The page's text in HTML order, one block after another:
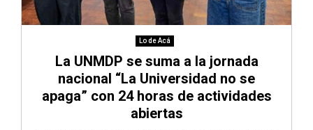
Lo de Acá
La UNMDP se suma a la jornada
nacional “La Universidad no se
apaga” con 24 horas de actividades
abiertas